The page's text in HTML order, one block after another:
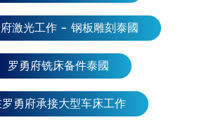
激光工作 - 钢板雕刻泰國
罗勇府铣床备件泰國
勇府承接大型车床工作